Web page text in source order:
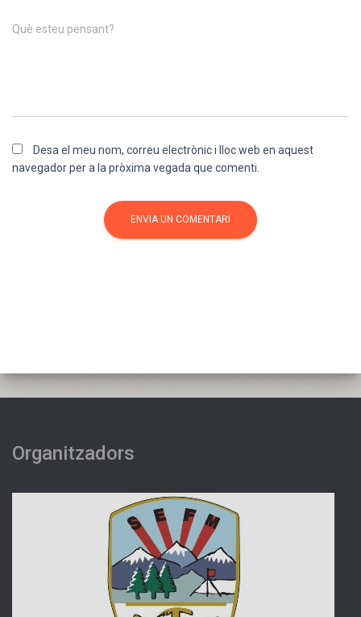
Què esteu pensant?
Desa el meu nom, correu electrònic i lloc web en aquest
navegador per a la pròxima vegada que comenti.
Organitzadors